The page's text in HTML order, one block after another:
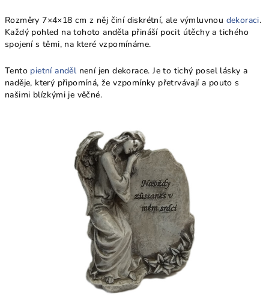
Rozměry 7×4×18 cm z něj činí diskrétní, ale výmluvnou dekoraci.
Každý pohled na tohoto anděla přináší pocit útěchy a tichého
spojení s těmi, na které vzpomínáme.
Tento pietní anděl není jen dekorace. Je to tichý posel lásky a
naděje, který připomíná, že vzpomínky přetrvávají a pouto s
našimi blízkými je věčné.